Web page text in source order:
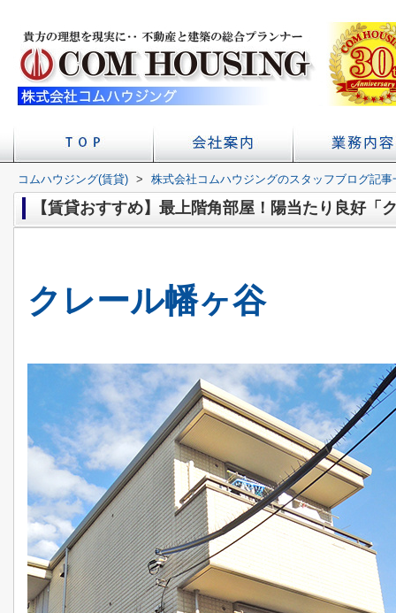
店舗へのアクセス
会社概要 初台の賃貸 不
賃貸経
学校
コムハウジング(賃貸) > 株式会社コムハウジングのスタッフブログ記事
【賃貸おすすめ】最上階角部屋！陽当たり良好「
クレール幡ヶ谷